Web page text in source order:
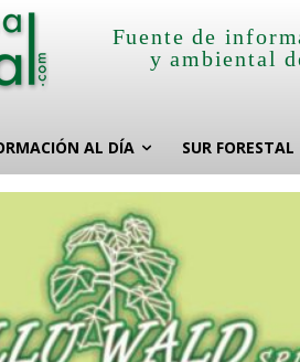
Fuente de
y ambiental
AL DÍA SUR FORESTAL